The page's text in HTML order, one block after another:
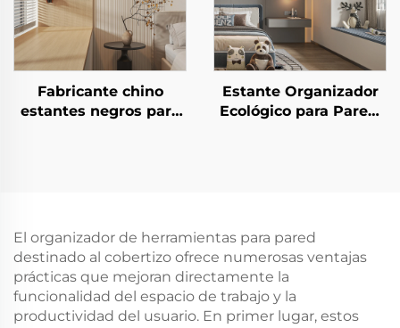
Fabricante chino
estantes negros para
para ventana
acristalada
Estante Organizador
Ecológico para Pared,
El organizador de herramientas para pared
destinado al cobertizo ofrece numerosas ventajas
prácticas que mejoran directamente la
funcionalidad del espacio de trabajo y la
productividad del usuario. En primer lugar, estos